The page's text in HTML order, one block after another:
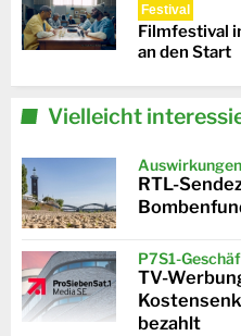
Festival
Filmfestival
an den Start
Vielleicht
RTL-
P7S1-
TV-
bezahlt